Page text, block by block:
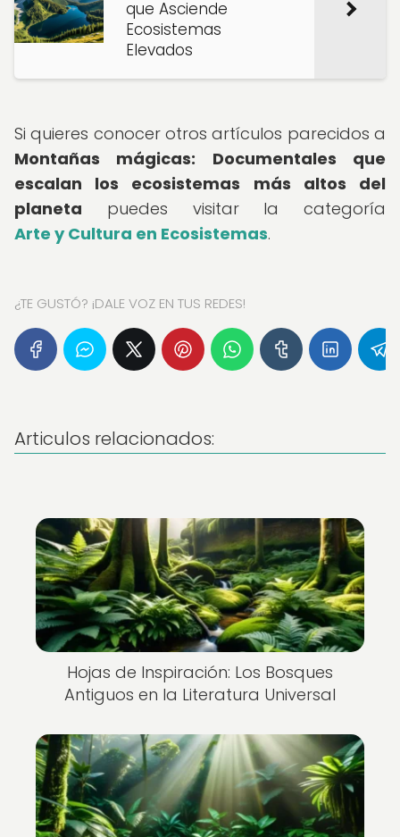
que Asciende
Ecosistemas
Elevados
Si quieres conocer otros artículos parecidos a
Montañas mágicas: Documentales que
escalan los ecosistemas más altos del
planeta puedes visitar la categoría
Arte y Cultura en Ecosistemas.
¿TE GUSTÓ? ¡DALE VOZ EN TUS REDES!
Articulos relacionados:
Hojas de Inspiración: Los Bosques
Antiguos en la Literatura Universal